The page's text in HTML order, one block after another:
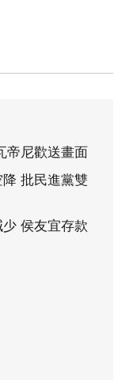
帝尼歡送畫面
批民進黨雙
侯友宜存款